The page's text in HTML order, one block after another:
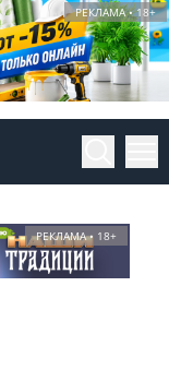
РЕКЛАМА • 18+
РЕКЛАМА • 18+